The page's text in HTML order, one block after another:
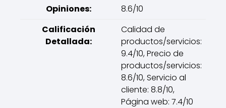
Opiniones:
8.6/10
Calificación
Detallada:
Calidad de
productos/servicios:
9.4/10, Precio de
productos/servicios:
8.6/10, Servicio al
cliente: 8.8/10,
Página web: 7.4/10